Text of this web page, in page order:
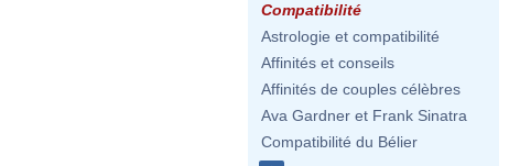
Compatibilité
Astrologie et compatibilité
Affinités et conseils
Affinités de couples célèbres
Ava Gardner et Frank Sinatra
Compatibilité du Bélier